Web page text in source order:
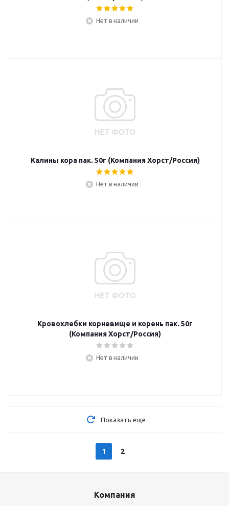
Нет в наличии
Калины кора пак. 50г (Компания Хорст/Россия)
Нет в наличии
Кровохлебки корневище и корень пак. 50г
(Компания Хорст/Россия)
Нет в наличии
Показать еще
1 2
Компания